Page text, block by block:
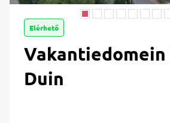
Elérhető
Vakantiedomein
Duin